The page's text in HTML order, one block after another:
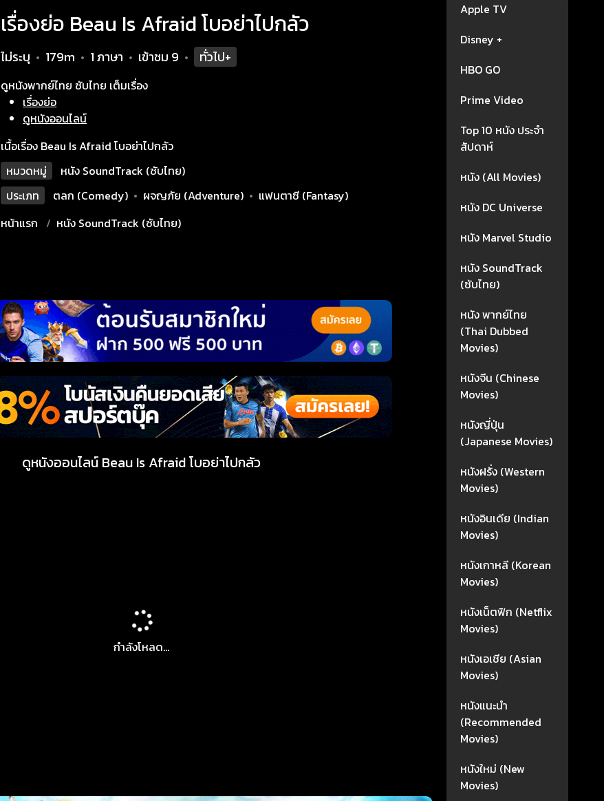
เรื่องย่อ Beau Is Afraid โบอย่าไปกลัว
ไม่ระบุ • 179m • 1 ภาษา • เข้าชม 9 • ทั่วไป+
ดูหนังพากย์ไทย ซับไทย เต็มเรื่อง
เรื่องย่อ
ดูหนังออนไลน์
เนื้อเรื่อง Beau Is Afraid โบอย่าไปกลัว
หมวดหมู่
หนัง SoundTrack (ซับไทย)
ประเภท
ตลก (Comedy) • ผจญภัย (Adventure) • แฟนตาซี (Fantasy)
หน้าแรก
หนัง SoundTrack (ซับไทย)
ดูหนังออนไลน์ Beau Is Afraid โบอย่าไปกลัว
กำลังโหลด...
Apple TV
Disney +
HBO GO
Prime Video
Top 10 หนัง ประจำ
สัปดาห์
หนัง (All Movies)
หนัง DC Universe
หนัง Marvel Studio
หนัง SoundTrack
(ซับไทย)
หนัง พากย์ไทย
(Thai Dubbed
Movies)
หนังจีน (Chinese
Movies)
หนังญี่ปุ่น
(Japanese Movies)
หนังฝรั่ง (Western
Movies)
หนังอินเดีย (Indian
Movies)
หนังเกาหลี (Korean
Movies)
หนังเน็ตฟิก (Netflix
Movies)
หนังเอเชีย (Asian
Movies)
หนังแนะนำ
(Recommended
Movies)
หนังใหม่ (New
Movies)